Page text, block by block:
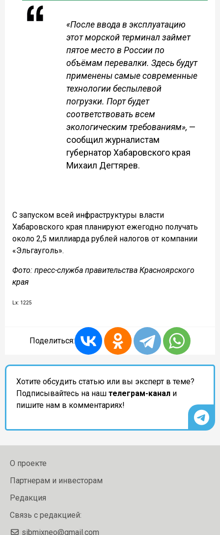
«После ввода в эксплуатацию
этот морской терминал займет
пятое место в России по
объёмам перевалки. Здесь будут
применены самые современные
технологии беспылевой
погрузки. Порт будет
соответствовать всем
экологическим требованиям», —
сообщил журналистам
губернатор Хабаровского края
Михаил Дегтярев.
С запуском всей инфраструктуры власти
Хабаровского края планируют ежегодно получать
около 2,5 миллиарда рублей налогов от компании
«Эльгауголь».
Фото: пресс-служба правительства Красноярского
края
Lx: 1225
Поделиться:
Хотите обсудить статью или вы эксперт в теме?
Подписывайтесь на наш телеграм-канал и
пишите нам в комментариях!
О проекте
Партнерам и инвесторам
Редакция
Связь с редакцией:
sibmixneo@gmail.com